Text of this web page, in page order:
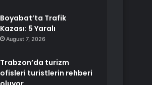
Boyabat’ta Trafik
Kazası: 5 Yaralı
August 7, 2026
Trabzon’da turizm
ofisleri turistlerin rehberi